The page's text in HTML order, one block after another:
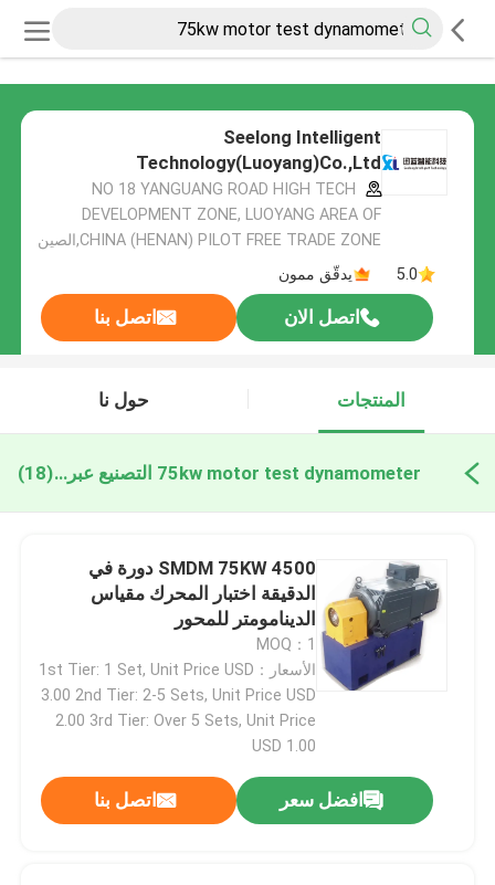
Seelong Intelligent
Technology(Luoyang)Co.,Ltd
NO 18 YANGUANG ROAD HIGH TECH
DEVELOPMENT ZONE, LUOYANG AREA OF
CHINA (HENAN) PILOT FREE TRADE ZONE,الصين
5.0
يدقّق ممون
اتصل الان اتصل بنا
المنتجات حول نا
75kw motor test dynamometer التصنيع عبر الإنترنت(18)
SMDM 75KW 4500 دورة في
الدقيقة اختبار المحرك مقياس
الدينامومتر للمحور
MOQ：1
الأسعار：1st Tier: 1 Set, Unit Price USD
3.00 2nd Tier: 2-5 Sets, Unit Price USD
2.00 3rd Tier: Over 5 Sets, Unit Price
USD 1.00
افضل سعر اتصل بنا